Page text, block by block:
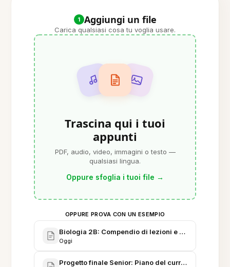
1 Aggiungi un file
Carica qualsiasi cosa tu voglia usare.
Trascina qui i tuoi
appunti
PDF, audio, video, immagini o testo —
qualsiasi lingua.
Oppure sfoglia i tuoi file →
OPPURE PROVA CON UN ESEMPIO
Biologia 2B: Compendio di lezioni e laboratori -
Oggi
Progetto finale Senior: Piano del curriculum sulle